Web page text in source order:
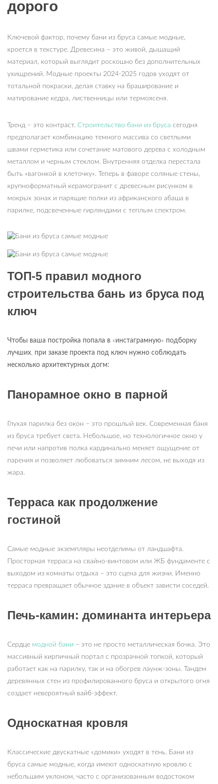
дорого
Ключевой фактор, почему бани из бруса самые модные,
кроется в текстуре. Древесина – это живой, дышащий
материал, который выглядит роскошно без дополнительных
ухищрений. Модные проекты 2024-2025 годов уходят от
тотальной покраски, делая ставку на браширование и
матирование кедра, лиственницы или термоясеня.
Тренд – это контраст. Строительство бани из бруса сегодня
предполагает комбинацию темного массива со светлыми
швами герметика или сочетание матового дерева с холодным
металлом и черным стеклом. Внутренняя отделка перестала
быть «вагонкой в клеточку». Теперь в фаворе соляные стены,
крупноформатный керамогранит с древесным рисунком в
мокрых зонах и парящие полки из африканского абаша в
парилке, подсвеченные гирляндами с теплым спектром.
ТОП-5 правил модного
строительства бань из бруса под
ключ
Чтобы ваша постройка попала в «инстаграмную» подборку
лучших, при заказе проекта под ключ нужно соблюдать
несколько архитектурных догм:
Панорамное окно в парной
Глухая парилка без окон – это прошлый век. Современная баня
из бруса требует света. Небольшое, но технологичное окно у
печи или напротив полка кардинально меняет ощущение от
парения и позволяет любоваться зимним лесом, не выходя из
жара.
Терраса как продолжение
гостиной
Самые модные экземпляры неотделимы от ландшафта.
Просторная терраса на свайно-винтовом или ЖБ фундаменте с
выходом из комнаты отдыха – это сцена для жизни. Именно
терраса превращает обычное здание в объект зависти соседей.
Печь-камин: доминанта интерьера
Сердце модной бани – это не просто металлическая бочка. Это
массивный кирпичный портал с прозрачной топкой, который
работает как на парилку, так и на обогрев лаунж-зоны. Тандем
деревянных стен из профилированного бруса и открытого огня
создает невероятный вайб-эффект.
Односкатная кровля
Классические двускатные «домики» уходят в тень. Бани из
бруса самые модные, когда имеют односкатную кровлю с
небольшим уклоном, часто с организованным водостоком